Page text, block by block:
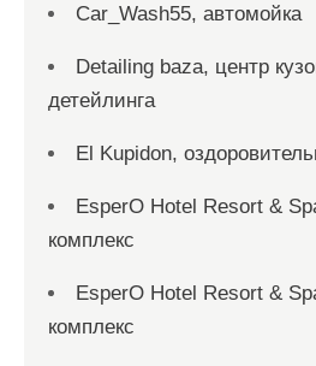
Car_Wash55, автомойка
Detailing baza, центр
детейлинга
El Kupidon,
EsperO Hotel Resort &
комплекс
EsperO Hotel Resort &
комплекс